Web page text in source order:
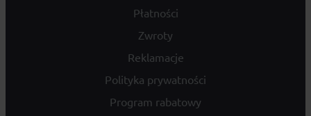
Płatności
Zwroty
Reklamacje
Polityka prywatności
Program rabatowy